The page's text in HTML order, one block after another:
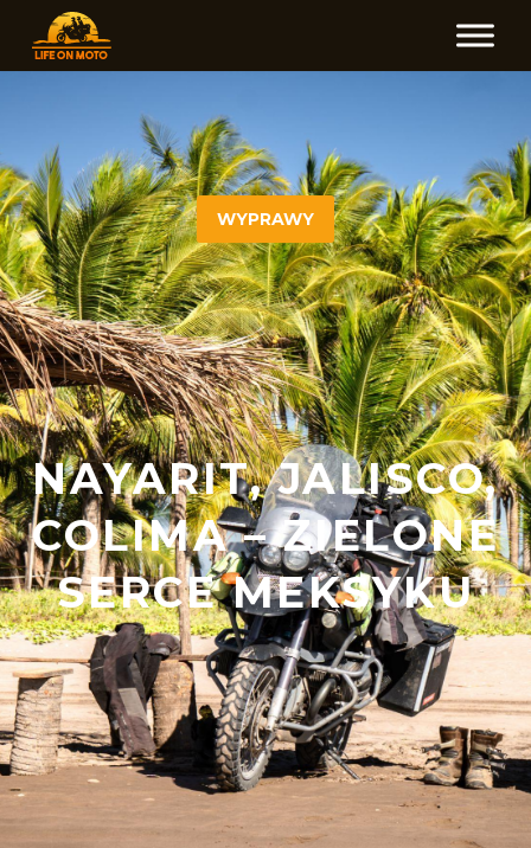
WYPRAWY
NAYARIT, JALISCO,
COLIMA – ZIELONE
SERCE MEKSYKU